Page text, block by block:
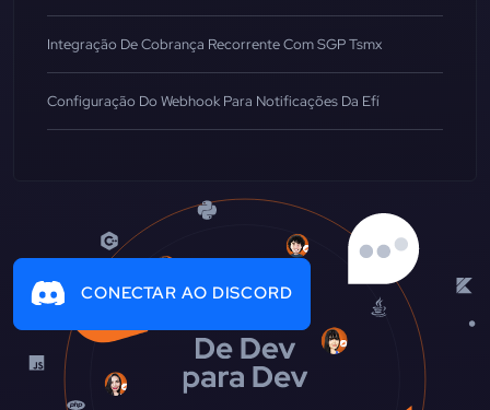
Integração De Cobrança Recorrente Com SGP Tsmx
Configuração Do Webhook Para Notificações Da Efí
CONECTAR AO DISCORD